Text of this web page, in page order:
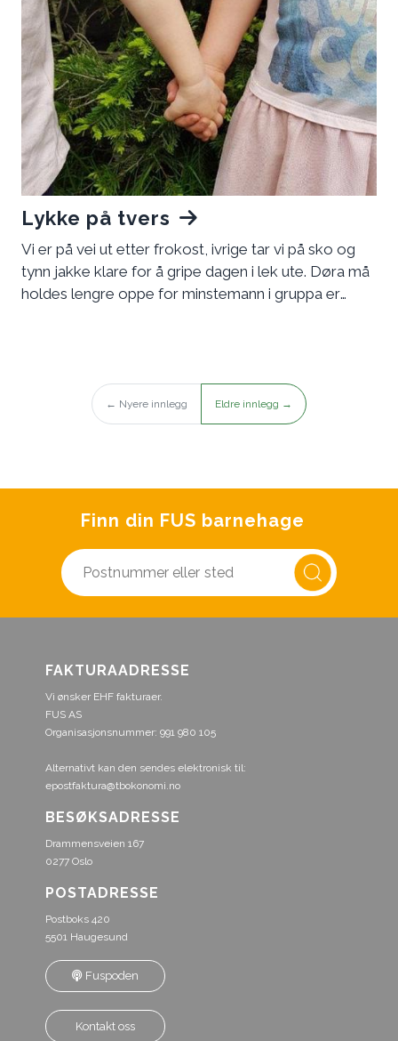
Lykke på tvers
Vi er på vei ut etter frokost, ivrige tar vi på sko og
tynn jakke klare for å gripe dagen i lek ute. Døra må
holdes lengre oppe for minstemann i gruppa er
lykkedag sier du?» - «Ja i dag kan jeg leke med
hvem jeg vil, hvor jeg vil! Gjerdene tas ned!» Vi er på
← Nyere innlegg Eldre innlegg →
Finn din FUS barnehage
FAKTURAADRESSE
Vi ønsker EHF fakturaer.
FUS AS
Organisasjonsnummer: 991 980 105
Alternativt kan den sendes elektronisk til:
epostfaktura@tbokonomi.no
BESØKSADRESSE
Drammensveien 167
0277 Oslo
POSTADRESSE
Postboks 420
5501 Haugesund
Fuspoden
Kontakt oss